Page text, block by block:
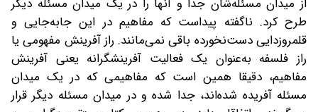
طرح کرد. ناگفته پیدا‌ست که مفاهیم در این جابه‌جایی و
قلمروزدایی دست‌نخورده باقی نمی‌مانند. راز آفرینش مفهومی یا
راز فلسفه به‌عنوان یک فعالیت آفرینشگرانه یعنی آفرینش
مفاهیم، دقیقا همین است که مفاهیمی که در یک میدان
مسئله آفریده شده‌اند، جدا شده و در میدان مسئله دیگر قرار